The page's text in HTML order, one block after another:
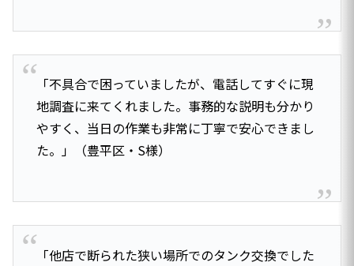
「不具合で困っていましたが、電話してすぐに現
地調査に来てくれました。事務的な説明も分かり
やすく、当日の作業も非常に丁寧で安心できまし
た。」（豊平区・S様）
「他店で断られた狭い場所でのタンク交換でした